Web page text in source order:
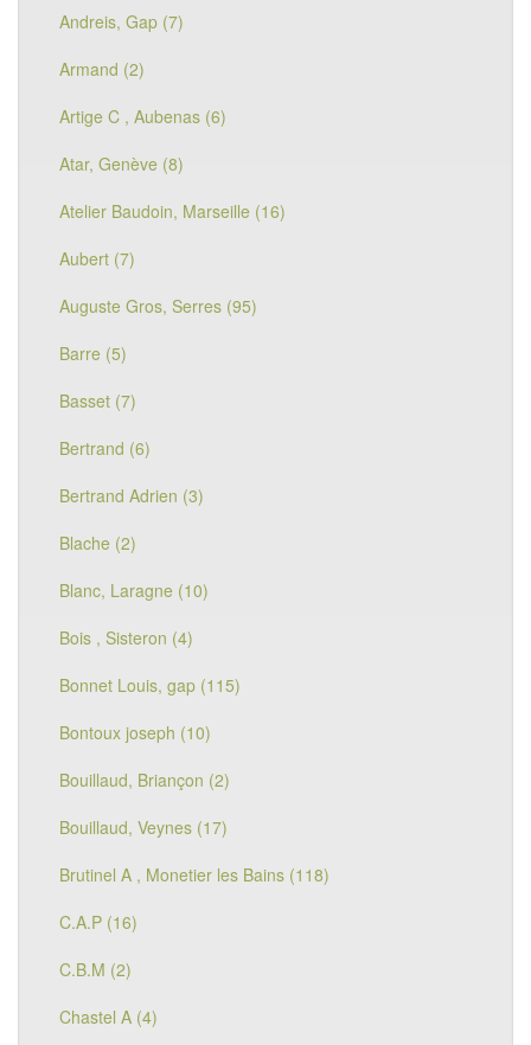
Andreis, Gap (7)
Armand (2)
Artige C , Aubenas (6)
Atar, Genève (8)
Atelier Baudoin, Marseille (16)
Aubert (7)
Auguste Gros, Serres (95)
Barre (5)
Basset (7)
Bertrand (6)
Bertrand Adrien (3)
Blache (2)
Blanc, Laragne (10)
Bois , Sisteron (4)
Bonnet Louis, gap (115)
Bontoux joseph (10)
Bouillaud, Briançon (2)
Bouillaud, Veynes (17)
Brutinel A , Monetier les Bains (118)
C.A.P (16)
C.B.M (2)
Chastel A (4)